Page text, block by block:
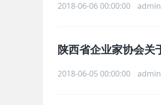
2018-06-06 00:00:00 admin
陕西省企业家协会关
2018-06-05 00:00:00 admin